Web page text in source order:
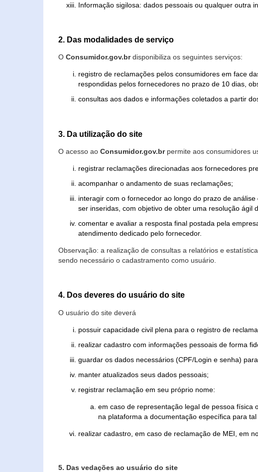
Informação sigilosa: dados pessoais ou qualquer outra
2. Das modalidades de serviço
O Consumidor.gov.brdisponibiliza os seguintes serviços:
registro de reclamações pelos consumidores em face
respondidas pelos fornecedores no prazo de 10 dias,
consultas aos dados e informações coletados a partir
3. Da utilização do site
O acesso ao Consumidor.gov.brpermite aos consumidores
registrar reclamações direcionadas aos fornecedores
acompanhar o andamento de suas reclamações;
interagir com o fornecedor ao longo do prazo de
ser inseridas, com objetivo de obter uma resolução ágil
comentar e avaliar a resposta final postada pela
atendimento dedicado pelo fornecedor.
Observação: a realização de consultas a relatórios e
sendo necessário o cadastramento como usuário.
4. Dos deveres do usuário do site
O usuário do site deverá
possuir capacidade civil plena para o registro de
realizar cadastro com informações pessoais de forma
guardar os dados necessários (CPF/Login e senha)
manter atualizados seus dados pessoais;
registrar reclamação em seu próprio nome:
em caso de representação legal de pessoa
na plataforma a documentação específica para
realizar cadastro, em caso de reclamação de MEI, em
5. Das vedações ao usuário do site